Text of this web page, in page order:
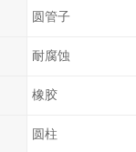
圆管子
耐腐蚀
橡胶
圆柱